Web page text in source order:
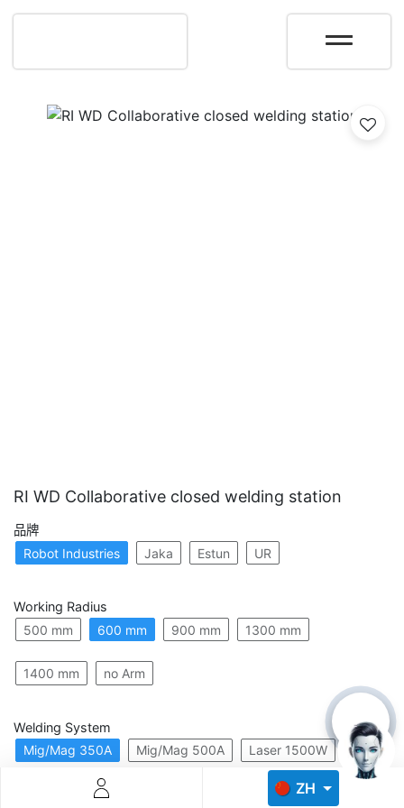
ZH
RI WD Collaborative closed welding station
品牌
Robot Industries
Jaka Estun UR
Working Radius
500 mm
600 mm 900 mm 1300 mm
1400 mm no Arm
Welding System
Mig/Mag 350A
Mig/Mag 500A Laser 1500W
Laser 2000W
Descoperă RiA Ecosystem
Monitorizare în timp real și analiză date
Conectează roboți, software și servicii într-o singură
Scalabil de la 1 robot la zeci de unități